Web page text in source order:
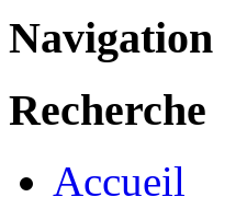
Navigation
Recherche
Accueil